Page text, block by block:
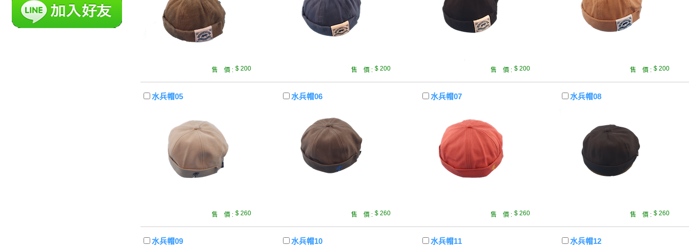
售 價 : $ 200 售 價 : $ 200 售 價 : $ 200 售 價 : $ 200
水兵帽05
售 價 : $ 260
水兵帽06
售 價 : $ 260
水兵帽07
售 價 : $ 260
水兵帽08
售 價 : $ 260
水兵帽09 水兵帽10 水兵帽11 水兵帽12